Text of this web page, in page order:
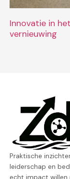
Innovatie in
vernieuwing
Praktische
leiderschap en
echt impact willen